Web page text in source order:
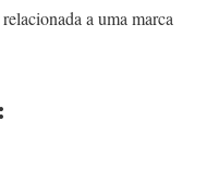
a uma marca